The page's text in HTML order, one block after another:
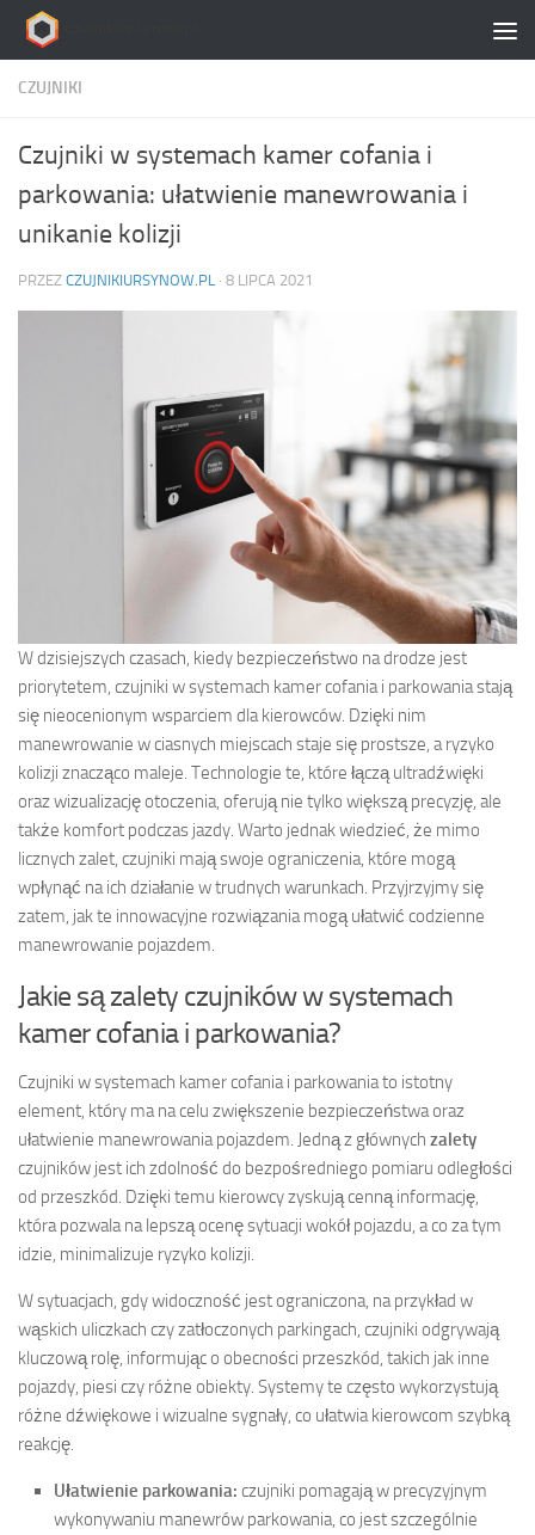
Skip to content
CZUJNIKI
Czujniki w systemach kamer cofania i
parkowania: ułatwienie manewrowania i
unikanie kolizji
PRZEZ CZUJNIKIURSYNOW.PL · 8 LIPCA 2021
W dzisiejszych czasach, kiedy bezpieczeństwo na drodze jest
priorytetem, czujniki w systemach kamer cofania i parkowania stają
się nieocenionym wsparciem dla kierowców. Dzięki nim
manewrowanie w ciasnych miejscach staje się prostsze, a ryzyko
kolizji znacząco maleje. Technologie te, które łączą ultradźwięki
oraz wizualizację otoczenia, oferują nie tylko większą precyzję, ale
także komfort podczas jazdy. Warto jednak wiedzieć, że mimo
licznych zalet, czujniki mają swoje ograniczenia, które mogą
wpłynąć na ich działanie w trudnych warunkach. Przyjrzyjmy się
zatem, jak te innowacyjne rozwiązania mogą ułatwić codzienne
manewrowanie pojazdem.
Jakie są zalety czujników w systemach
kamer cofania i parkowania?
Czujniki w systemach kamer cofania i parkowania to istotny
element, który ma na celu zwiększenie bezpieczeństwa oraz
ułatwienie manewrowania pojazdem. Jedną z głównych zalety
czujników jest ich zdolność do bezpośredniego pomiaru odległości
od przeszkód. Dzięki temu kierowcy zyskują cenną informację,
która pozwala na lepszą ocenę sytuacji wokół pojazdu, a co za tym
idzie, minimalizuje ryzyko kolizji.
W sytuacjach, gdy widoczność jest ograniczona, na przykład w
wąskich uliczkach czy zatłoczonych parkingach, czujniki odgrywają
kluczową rolę, informując o obecności przeszkód, takich jak inne
pojazdy, piesi czy różne obiekty. Systemy te często wykorzystują
różne dźwiękowe i wizualne sygnały, co ułatwia kierowcom szybką
reakcję.
Ułatwienie parkowania: czujniki pomagają w precyzyjnym
wykonywaniu manewrów parkowania, co jest szczególnie